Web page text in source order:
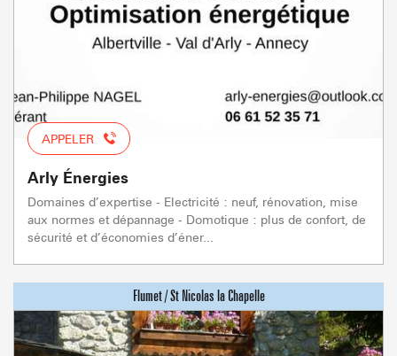
APPELER
Arly Énergies
Domaines d’expertise - Electricité : neuf, rénovation, mise
aux normes et dépannage - Domotique : plus de confort, de
sécurité et d’économies d’éner...